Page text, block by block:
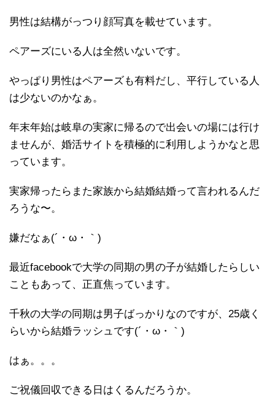
男性は結構がっつり顔写真を載せています。
ペアーズにいる人は全然いないです。
やっぱり男性はペアーズも有料だし、平行している人
は少ないのかなぁ。
年末年始は岐阜の実家に帰るので出会いの場には行け
ませんが、婚活サイトを積極的に利用しようかなと思
っています。
実家帰ったらまた家族から結婚結婚って言われるんだ
ろうな〜。
嫌だなぁ(´・ω・｀)
最近facebookで大学の同期の男の子が結婚したらしい
こともあって、正直焦っています。
千秋の大学の同期は男子ばっかりなのですが、25歳く
らいから結婚ラッシュです(´・ω・｀)
はぁ。。。
ご祝儀回収できる日はくるんだろうか。